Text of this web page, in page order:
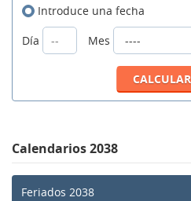
Introduce una fecha
Día
Mes
Calendarios 2038
Feriados 2038